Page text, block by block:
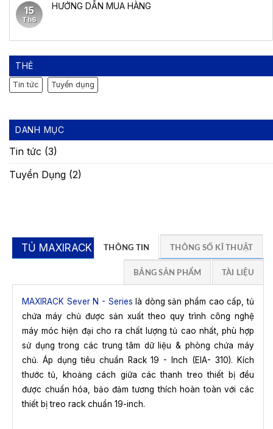
15
Th6
HƯỚNG DẪN MUA HÀNG
THẺ
Tin tức Tuyển dụng
DANH MỤC
Tin tức (3)
Tuyển Dụng (2)
TỦ MAXIRACK A THÔNG TIN THÔNG SỐ KĨ THUẬT
BẢNG SẢN PHẨM TÀI LIỆU
MAXIRACK Sever N - Series là dòng sản phẩm cao cấp, tủ
chứa máy chủ được sản xuất theo quy trình công nghệ
máy móc hiện đại cho ra chất lượng tủ cao nhất, phù hợp
sử dụng trong các trung tâm dữ liệu & phòng chứa máy
chủ. Áp dụng tiêu chuẩn Rack 19 - Inch (EIA- 310). Kích
thước tủ, khoảng cách giữa các thanh treo thiết bị đều
được chuẩn hóa, bảo đảm tương thích hoàn toàn với các
thiết bị treo rack chuẩn 19-inch.